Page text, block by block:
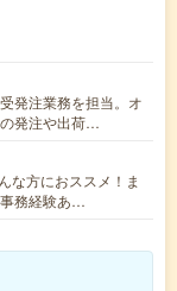
発注業務を担当。オ
発注や出荷…
な方におススメ！ま
務経験あ…